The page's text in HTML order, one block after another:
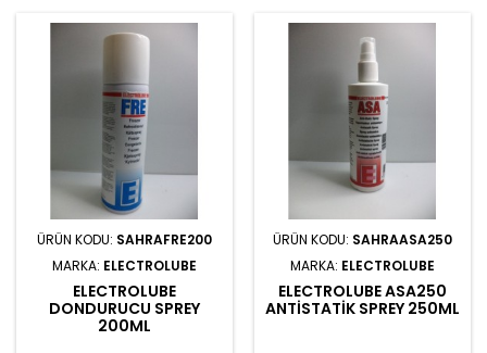
ÜRÜN KODU: SAHRAFRE200
MARKA: ELECTROLUBE
ELECTROLUBE
DONDURUCU SPREY
200ML
ÜRÜN KODU: SAHRAASA250
MARKA: ELECTROLUBE
ELECTROLUBE ASA250
ANTISTATIK SPREY 250ML